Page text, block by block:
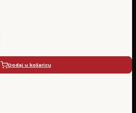
Dodaj u košaricu